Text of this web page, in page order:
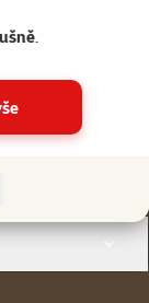
.
blízko